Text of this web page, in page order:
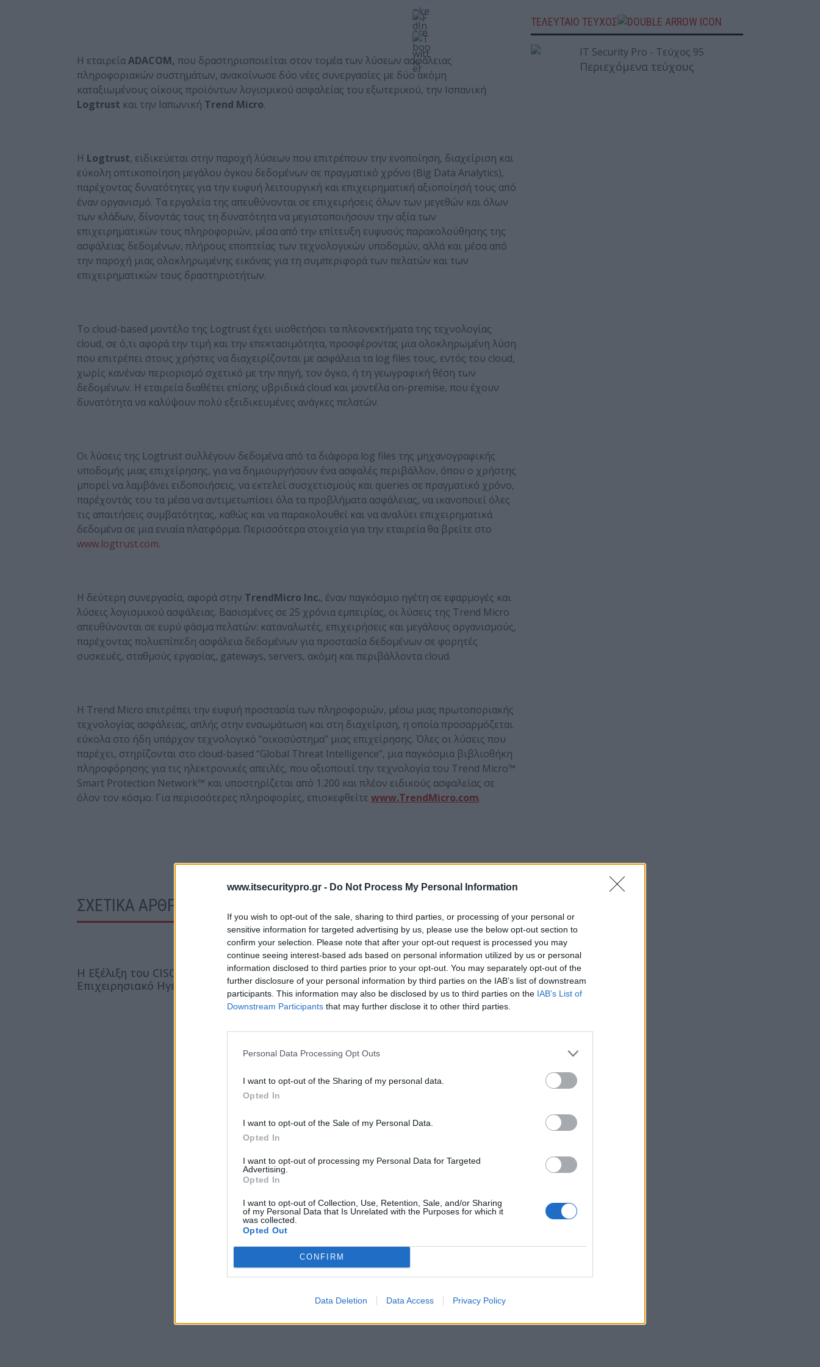
www.itsecuritypro.gr - Do Not Process My Personal Information
If you wish to opt-out of the sale, sharing to third parties, or processing of your personal or
sensitive information for targeted advertising by us, please use the below opt-out section to
confirm your selection. Please note that after your opt-out request is processed you may
continue seeing interest-based ads based on personal information utilized by us or personal
information disclosed to third parties prior to your opt-out. You may separately opt-out of the
further disclosure of your personal information by third parties on the IAB’s list of downstream
participants. This information may also be disclosed by us to third parties on the IAB’s List of
Downstream Participants that may further disclose it to other third parties.
Personal Data Processing Opt Outs
I want to opt-out of the Sharing of my personal data.
Opted In
I want to opt-out of the Sale of my Personal Data.
Opted In
I want to opt-out of processing my Personal Data for Targeted
Advertising.
Opted In
I want to opt-out of Collection, Use, Retention, Sale, and/or Sharing
of my Personal Data that Is Unrelated with the Purposes for which it
was collected.
Opted Out
CONFIRM
Data Deletion Data Access Privacy Policy
Η εταιρείαADACOM, που δραστηριοποιείται στον τομέα των λύσεων ασφάλειας
πληροφοριακών συστημάτων, ανακοίνωσε δύο νέες συνεργασίες με δύο ακόμη
καταξιωμένους οίκους προϊόντων λογισμικού ασφαλείας του εξωτερικού, την Ισπανική
Logtrust και την Ιαπωνική Trend Micro.
Η Logtrust, ειδικεύεται στην παροχή λύσεων που επιτρέπουν την ενοποίηση, διαχείριση και
εύκολη οπτικοποίηση μεγάλου όγκου δεδομένων σε πραγματικό χρόνο (Big Data Analytics),
παρέχοντας δυνατότητες για την ευφυή λειτουργική και επιχειρηματική αξιοποίησή τους από
έναν οργανισμό. Τα εργαλεία της απευθύνονται σε επιχειρήσεις όλων των μεγεθών και όλων
των κλάδων, δίνοντάς τους τη δυνατότητα να μεγιστοποιήσουν την αξία των
επιχειρηματικών τους πληροφοριών, μέσα από την επίτευξη ευφυούς παρακολούθησης της
ασφάλειας δεδομένων, πλήρους εποπτείας των τεχνολογικών υποδομών, αλλά και μέσα από
την παροχή μιας ολοκληρωμένης εικόνας για τη συμπεριφορά των πελατών και των
επιχειρηματικών τους δραστηριοτήτων.
Το cloud-based μοντέλο της Logtrust έχει υιοθετήσει τα πλεονεκτήματα της τεχνολογίας
cloud, σε ό,τι αφορά την τιμή και την επεκτασιμότητα, προσφέροντας μια ολοκληρωμένη λύση
που επιτρέπει στους χρήστες να διαχειρίζονται με ασφάλεια τα log files τους, εντός του cloud,
χωρίς κανέναν περιορισμό σχετικό με την πηγή, τον όγκο, ή τη γεωγραφική θέση των
δεδομένων. Η εταιρεία διαθέτει επίσης υβριδικά cloud και μοντέλα on-premise, που έχουν
δυνατότητα να καλύψουν πολύ εξειδικευμένες ανάγκες πελατών.
Οι λύσεις της Logtrust συλλέγουν δεδομένα από τα διάφορα log files της μηχανογραφικής
υποδομής μιας επιχείρησης, για να δημιουργήσουν ένα ασφαλές περιβάλλον, όπου ο χρήστης
μπορεί να λαμβάνει ειδοποιήσεις, να εκτελεί συσχετισμούς και queries σε πραγματικό χρόνο,
παρέχοντάς του τα μέσα να αντιμετωπίσει όλα τα προβλήματα ασφάλειας, να ικανοποιεί όλες
τις απαιτήσεις συμβατότητας, καθώς και να παρακολουθεί και να αναλύει επιχειρηματικά
δεδομένα σε μια ενιαία πλατφόρμα. Περισσότερα στοιχεία για την εταιρεία θα βρείτε στο
www.logtrust.com.
Η δεύτερη συνεργασία, αφορά στην TrendMicro Inc., έναν παγκόσμιο ηγέτη σε εφαρμογές και
λύσεις λογισμικού ασφάλειας. Βασισμένες σε 25 χρόνια εμπειρίας, οι λύσεις της Trend Micro
απευθύνονται σε ευρύ φάσμα πελατών: καταναλωτές, επιχειρήσεις και μεγάλους οργανισμούς,
παρέχοντας πολυεπίπεδη ασφάλεια δεδομένων για προστασία δεδομένων σε φορητές
συσκευές, σταθμούς εργασίας, gateways, servers, ακόμη και περιβάλλοντα cloud.
Η Trend Micro επιτρέπει την ευφυή προστασία των πληροφοριών, μέσω μιας πρωτοποριακής
τεχνολογίας ασφάλειας, απλής στην ενσωμάτωση και στη διαχείριση, η οποία προσαρμόζεται
εύκολα στο ήδη υπάρχον τεχνολογικό “οικοσύστημα” μιας επιχείρησης. Όλες οι λύσεις που
παρέχει, στηρίζονται στο cloud-based “Global Threat Intelligence”, μια παγκόσμια βιβλιοθήκη
πληροφόρησης για τις ηλεκτρονικές απειλές, που αξιοποιεί την τεχνολογία του Trend Micro™
Smart Protection Network™ και υποστηρίζεται από 1.200 και πλέον ειδικούς ασφαλείας σε
όλον τον κόσμο. Για περισσότερες πληροφορίες, επισκεφθείτε www.TrendMicro.com.
ΣΧΕΤΙΚΑ ΑΡΘΡΑ
Η Εξέλιξη του CISO σε
Επιχειρησιακό Ηγέτη
Η ADACOM εντάσσεται
στη Microsoft Intelligent
Security Association
Οι Qualified Trust Service
Providers στο νέο
κανονιστικό πλαίσιο της
ΤΝ
ΤΕΛΕΥΤΑΙΟ ΤΕΥΧΟΣ
Περιεχόμενα τεύχους